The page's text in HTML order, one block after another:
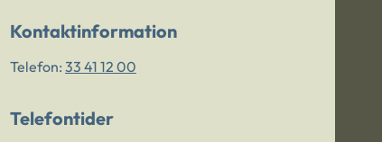
Kontaktinformation
Telefon: 33 41 12 00
Telefontider